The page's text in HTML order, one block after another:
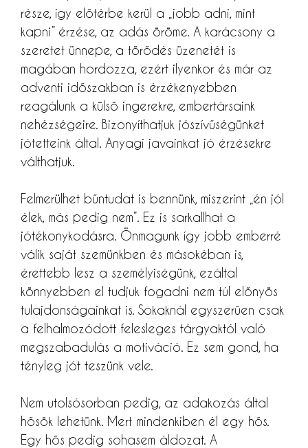
része, így előtérbe kerül a „jobb adni, mint
kapni” érzése, az adás öröme. A karácsony a
szeretet ünnepe, a törődés üzenetét is
magában hordozza, ezért ilyenkor és már az
adventi időszakban is érzékenyebben
reagálunk a külső ingerekre, embertársaink
nehézségeire. Bizonyíthatjuk jószívűségünket
jótetteink által. Anyagi javainkat jó érzésekre
válthatjuk.
Felmerülhet bűntudat is bennünk, miszerint „én jól
élek, más pedig nem”. Ez is sarkallhat a
jótékonykodásra. Önmagunk így jobb emberré
válik saját szemünkben és másokéban is,
érettebb lesz a személyiségünk, ezáltal
könnyebben el tudjuk fogadni nem túl előnyös
tulajdonságainkat is. Sokaknál egyszerűen csak
a felhalmozódott felesleges tárgyaktól való
megszabadulás a motiváció. Ez sem gond, ha
tényleg jót teszünk vele.
Nem utolsósorban pedig, az adakozás által
hősök lehetünk. Mert mindenkiben él egy hős.
Egy hős pedig sohasem áldozat. A